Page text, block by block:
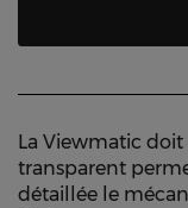
La Viewmatic
transparent
détaillée le